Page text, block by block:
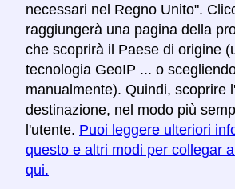
necessari nel Regno Unito".
raggiungerà una pagina della
che scoprirà il Paese di origine
tecnologia GeoIP ... o
manualmente). Quindi, scoprire
destinazione, nel modo più
l'utente. Puoi leggere ulteriori
questo e altri modi per collegar
qui.